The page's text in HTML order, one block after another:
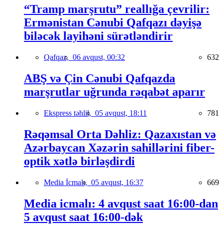
“Tramp marşrutu” reallığa çevrilir:
Ermənistan Cənubi Qafqazı dəyişə
biləcək layihəni sürətləndirir
Qafqaz, 06 avqust, 00:32 632
ABŞ və Çin Cənubi Qafqazda
marşrutlar uğrunda rəqabət aparır
Ekspress təhlil, 05 avqust, 18:11 781
Rəqəmsal Orta Dəhliz: Qazaxıstan və
Azərbaycan Xəzərin sahillərini fiber-
optik xətlə birləşdirdi
Media İcmalı, 05 avqust, 16:37 669
Media icmalı: 4 avqust saat 16:00-dan
5 avqust saat 16:00-dək